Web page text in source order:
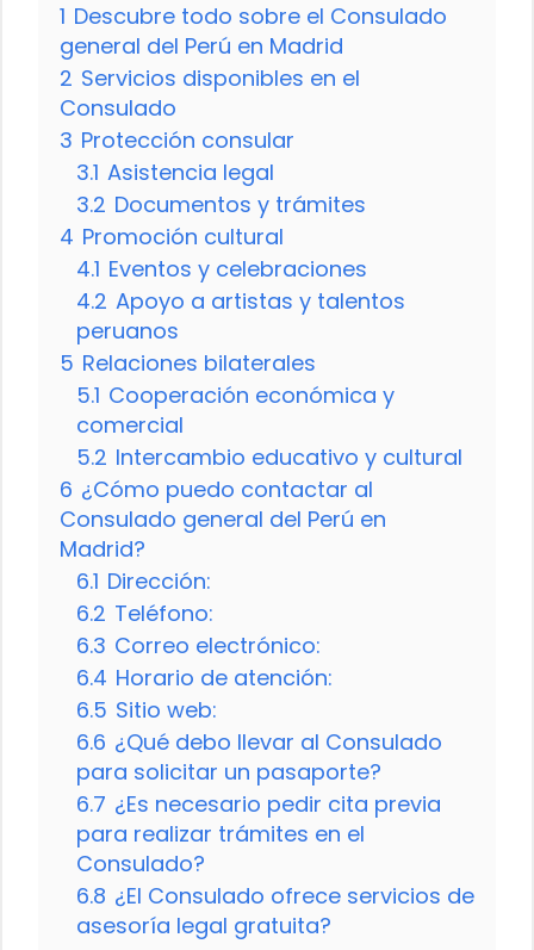
1 Descubre todo sobre el Consulado
general del Perú en Madrid
2 Servicios disponibles en el
Consulado
3 Protección consular
3.1 Asistencia legal
3.2 Documentos y trámites
4 Promoción cultural
4.1 Eventos y celebraciones
4.2 Apoyo a artistas y talentos
peruanos
5 Relaciones bilaterales
5.1 Cooperación económica y
comercial
5.2 Intercambio educativo y cultural
6 ¿Cómo puedo contactar al
Consulado general del Perú en
Madrid?
6.1 Dirección:
6.2 Teléfono:
6.3 Correo electrónico:
6.4 Horario de atención:
6.5 Sitio web:
6.6 ¿Qué debo llevar al Consulado
para solicitar un pasaporte?
6.7 ¿Es necesario pedir cita previa
para realizar trámites en el
Consulado?
6.8 ¿El Consulado ofrece servicios de
asesoría legal gratuita?